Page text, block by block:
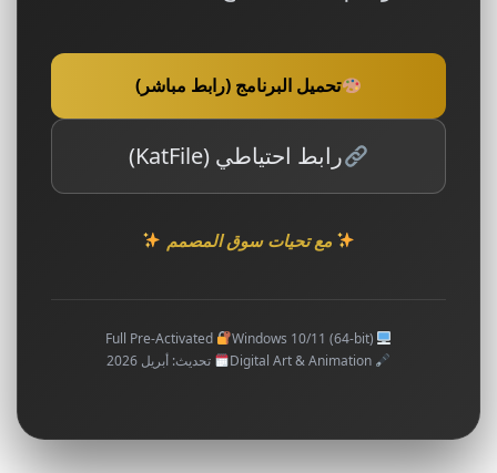
تحميل البرنامج (رابط مباشر)
رابط احتياطي (KatFile)
مع تحيات سوق المصمم
Full Pre-Activated
تحديث: أبريل 2026